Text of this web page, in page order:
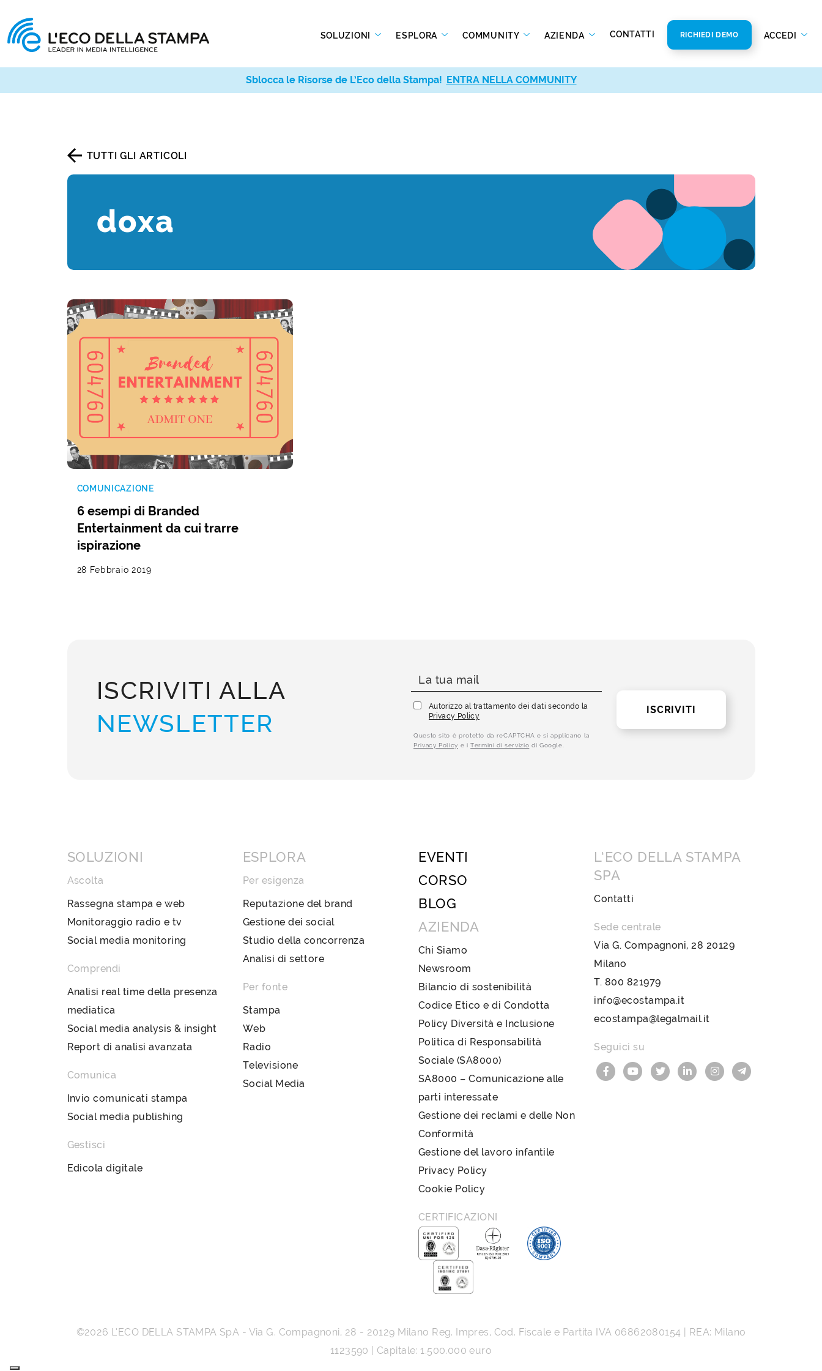
SOLUZIONI ESPLORA COMMUNITY AZIENDA CONTATTI RICHIEDI DEMO ACCEDI
TUTTI GLI ARTICOLI
doxa
COMUNICAZIONE
6 esempi di Branded
Entertainment da cui trarre
ispirazione
28 Febbraio 2019
ISCRIVITI ALLA
NEWSLETTER
Autorizzo al trattamento dei dati secondo la
Privacy Policy
Questo sito è protetto da reCAPTCHA e si applicano la
Privacy Policy e iTermini di servizio di Google.
ISCRIVITI
SOLUZIONI
Ascolta
Rassegna stampa e web
Monitoraggio radio e tv
Social media monitoring
Comprendi
Analisi real time della presenza
mediatica
Social media analysis & insight
Report di analisi avanzata
Comunica
Invio comunicati stampa
Social media publishing
Gestisci
Edicola digitale
ESPLORA
Per esigenza
Reputazione del brand
Gestione dei social
Studio della concorrenza
Analisi di settore
Per fonte
Stampa
Web
Radio
Televisione
Social Media
EVENTI
CORSO
BLOG
AZIENDA
Chi Siamo
Newsroom
Bilancio di sostenibilità
Codice Etico e di Condotta
Policy Diversità e Inclusione
Politica di Responsabilità
Sociale (SA8000)
SA8000 – Comunicazione alle
parti interessate
Gestione dei reclami e delle Non
Conformità
Gestione del lavoro infantile
Privacy Policy
Cookie Policy
CERTIFICAZIONI
L’ECO DELLA STAMPA
SPA
Contatti
Sede centrale
Via G. Compagnoni, 28 20129
Milano
T. 800 821979
info@ecostampa.it
ecostampa@legalmail.it
Seguici su
©2026 L’ECO DELLA STAMPA SpA - Via G. Compagnoni, 28 - 20129 Milano Reg. Impres, Cod. Fiscale e Partita IVA 06862080154 | REA: Milano
1123590 | Capitale: 1.500.000 euro
Sblocca le Risorse de L’Eco della Stampa! ENTRA NELLA COMMUNITY